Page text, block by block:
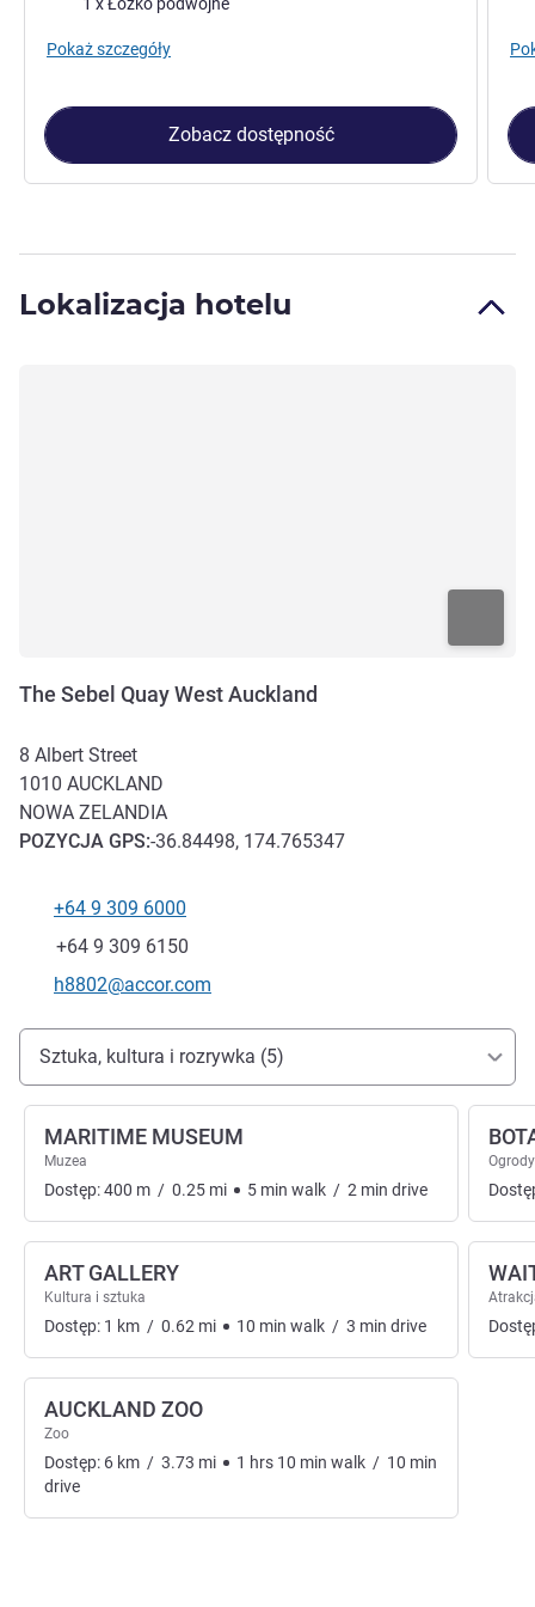
Pokaż szczegóły
Zobacz dostępność
Lokalizacja hotelu
The Sebel Quay West Auckland
8 Albert Street
1010 AUCKLAND
NOWA ZELANDIA
POZYCJA GPS:-36.84498, 174.765347
Telefon
+64 9 309 6000
Faks
+64 9 309 6150
Kontaktowy adres e-mail
h8802@accor.com
Dojazd i transport
Sztuka, kultura i rozrywka (5)
MARITIME MUSEUM
Muzea
Dostęp:400 m / 0.25 mi 5 min walk / 2 min drive
ART GALLERY
Kultura i sztuka
Dostęp: 1 km / 0.62 mi 10 min walk / 3 min drive
AUCKLAND ZOO
Zoo
Dostęp: 6 km / 3.73 mi 1 hrs 10 min walk / 10 min
drive